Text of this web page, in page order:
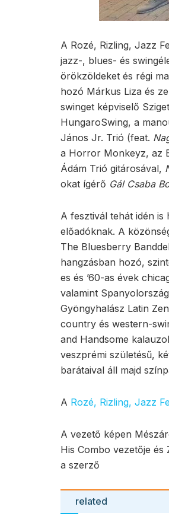
A Rozé, Rizling, Jazz
jazz-, blues- és
örökzöldeket és régi
hozó Márkus Liza és
swinget képviselő
HungaroSwing, a
János Jr. Trió (feat.
a Horror Monkeyz, az
Ádám Trió gitárosával,
okat ígérő Gál Csaba
A fesztivál tehát idén
előadóknak. A
The Bluesberry
hangzásban hozó,
es és ’60-as évek
valamint
Gyöngyhalász Latin
country és western-
and Handsome
veszprémi születésű,
barátaival áll majd
A Rozé, Rizling, Jazz
A vezető képen
His Combo vezetője és
a szerző
related